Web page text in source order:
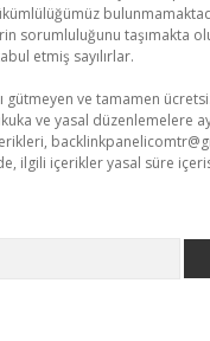
sorumluluğunu taşımakta
etmiş sayılırlar.
gütmeyen ve tamamen
ve yasal düzenlemelere
ilgili içerikler yasal süre